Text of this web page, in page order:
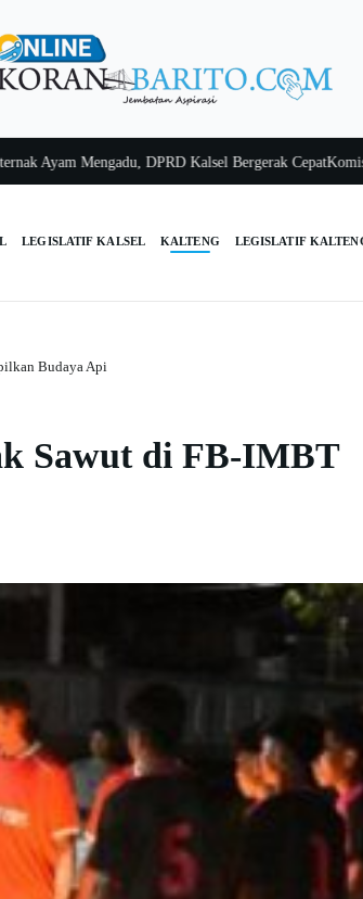
Mengadu, DPRD Kalsel Bergerak CepatKomisi III
LEGISLATIF KALSEL KALTENG LEGISLATIF
Budaya Api
Sawut di FB-IMBT